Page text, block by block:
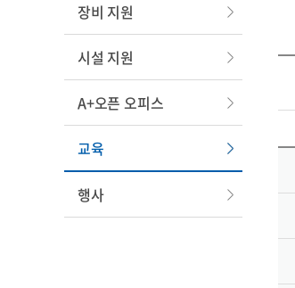
장비 지원
시설 지원
A+오픈 오피스
교육
행사